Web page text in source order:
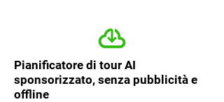
Pianificatore di tour AI
sponsorizzato, senza pubblicità e
offline